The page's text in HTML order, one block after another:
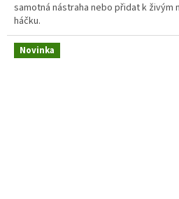
samotná nástraha nebo přidat k živým
háčku.
Novinka